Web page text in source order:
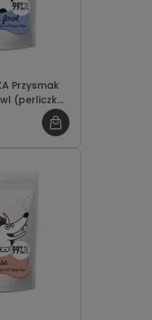
Przysmak
(perliczka)